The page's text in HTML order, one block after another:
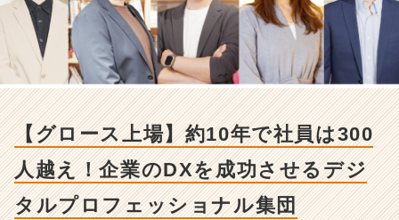
ロ
ー
ス
上
場】
0
で
員
【グロース上場】約10年で社員は300
人越え！企業のDXを成功させるデジ
タルプロフェッショナル集団